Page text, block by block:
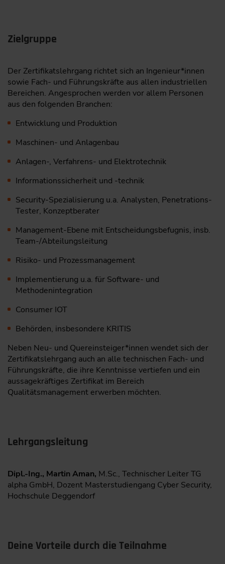
Zielgruppe
Der Zertifikatslehrgang richtet sich an Ingenieur*innen
sowie Fach- und Führungskräfte aus allen industriellen
Bereichen. Angesprochen werden vor allem Personen
aus den folgenden Branchen:
Entwicklung und Produktion
Maschinen- und Anlagenbau
Anlagen-, Verfahrens- und Elektrotechnik
Informationssicherheit und -technik
Security-Spezialisierung u.a. Analysten, Penetrations-
Tester, Konzeptberater
Management-Ebene mit Entscheidungsbefugnis, insb.
Team-/Abteilungsleitung
Risiko- und Prozessmanagement
Implementierung u.a. für Software- und
Methodenintegration
Consumer IOT
Behörden, insbesondere KRITIS
Neben Neu- und Quereinsteiger*innen wendet sich der
Zertifikatslehrgang auch an alle technischen Fach- und
Führungskräfte, die ihre Kenntnisse vertiefen und ein
aussagekräftiges Zertifikat im Bereich
Qualitätsmanagement erwerben möchten.
Lehrgangsleitung
Dipl.-Ing., Martin Aman, M.Sc., Technischer Leiter TG
alpha GmbH, Dozent Masterstudiengang Cyber Security,
Hochschule Deggendorf
Deine Vorteile durch die Teilnahme